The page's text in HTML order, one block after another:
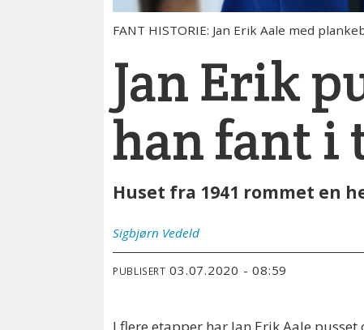
FANT HISTORIE: Jan Erik Aale med
Jan Erik
han fant i
Huset fra 1941 rommet en
Sigbjørn Vedeld
PUBLISERT 03.07.2020 - 08:59
I flere etapper har Jan Erik Aale